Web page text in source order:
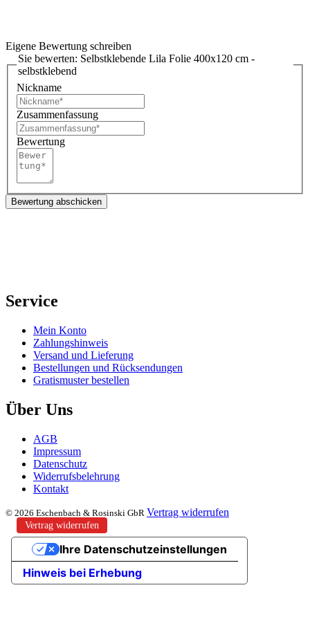
Eigene Bewertung schreiben
Sie bewerten: Selbstklebende Lila Folie 400x120 cm -
selbstklebend
Nickname
Zusammenfassung
Bewertung
Bewertung abschicken
Service
Mein Konto
Zahlungshinweis
Versand und Lieferung
Bestellungen und Rücksendungen
Gratismuster bestellen
Über Uns
AGB
Impressum
Datenschutz
Widerrufsbelehrung
Kontakt
© 2026 Eschenbach & Rosinski GbR Vertrag widerrufen
Vertrag widerrufen
Hinweis bei Erhebung
Ihre Datenschutzeinstellungen